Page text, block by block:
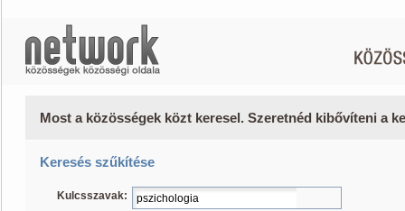
Most a közösségek közt keresel. Szeretnéd kibővíteni a
Keresés szűkítése
Kulcsszavak: